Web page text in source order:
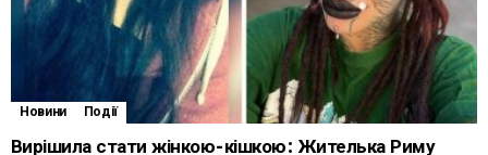
Новини Події
Вирішила стати жінкою-кішкою: Жителька Риму